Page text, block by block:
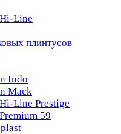
Line
плинтусов
Indo
Mack
Line Prestige
59